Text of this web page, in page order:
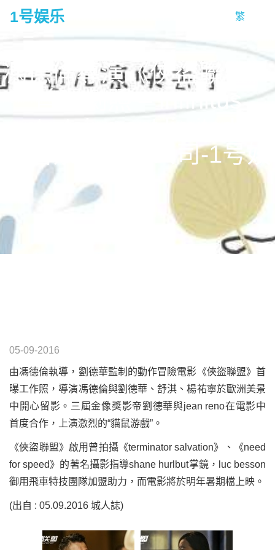
1号娱乐 繁
馮德倫導演《俠盜聯盟》
首曝劇照 – infinitus
entertainment limited 夢
造者娛樂有限公司-1号娱
05-09-2016
由馮德倫執導，劉德華監制的動作冒險電影《俠盜聯盟》首
曝工作照，導演馮德倫與劉德華、舒淇、楊祐寧於歐洲美景
中開心留影。三屆金像獎影帝劉德華與jean reno在電影中
首度合作，上演激烈的“貓鼠游戲”。
《俠盜聯盟》啟用曾拍攝《terminator salvation》、《need
for speed》的著名攝影指導shane hurlbut掌鏡，luc besson
御用飛車特技團隊加盟助力，而電影將於明年暑期檔上映。
(出自 : 05.09.2016 城人誌)